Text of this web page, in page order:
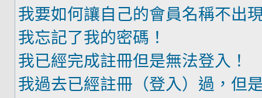
我要如何讓自己的會員名稱不出
我忘記了我的密碼！
我已經完成註冊但是無法登入！
我過去已經註冊（登入）過，但